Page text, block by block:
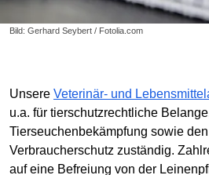
Bild: Gerhard Seybert / Fotolia.com
Unsere Veterinär- und
u.a. für tierschutzrechtliche
Tierseuchenbekämpfung sowie
Verbraucherschutz zuständig.
auf eine Befreiung von der